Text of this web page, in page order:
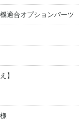
適合オプションパーツ
】